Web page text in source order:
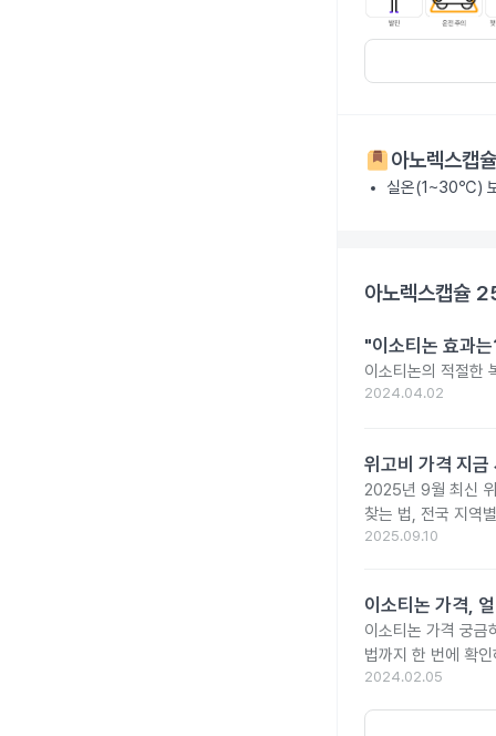
아노렉스캡
실온(1~30℃)
아노렉스캡슐
"이소티논 효과
이소티논의 적절한
2024.04.02
위고비 가격 지금
2025년 9월 최신
찾는 법, 전국 지역
2025.09.10
이소티논 가격,
이소티논 가격 궁금
법까지 한 번에 확
2024.02.05